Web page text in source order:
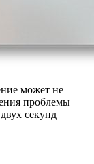
может не
проблемы
секунд